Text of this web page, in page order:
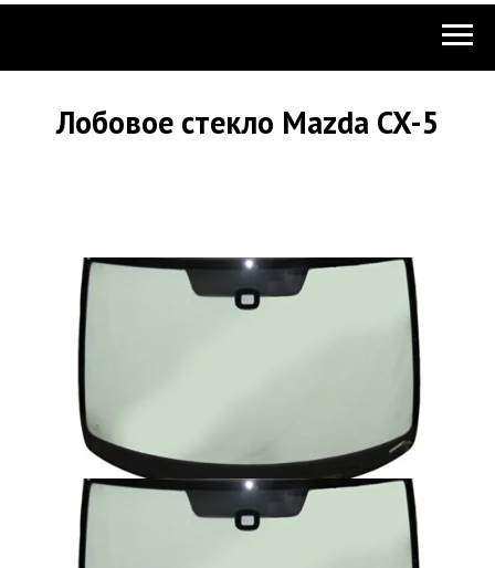
Лобовое стекло Mazda CX-5